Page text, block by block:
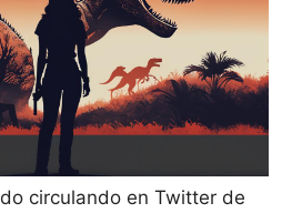
circulando en Twitter de